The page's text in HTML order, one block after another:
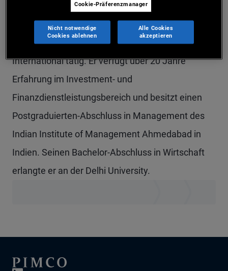
orientierte Anlagen an den weltweiten
Anleihenmärkten lag. Zuvor war er als Leiter für
quantitative Strategien bei Lehman Brothers
International tätig. Er verfügt über 20 Jahre
Erfahrung im Investment- und
Finanzdienstleistungsbereich und besitzt einen
Postgraduierten-Abschluss in Management des
Indian Institute of Management Ahmedabad in
Indien. Seinen Bachelor-Abschluss in Wirtschaft
erlangte er an der Delhi University.
Cookie-Präferenzmanager
Nicht notwendige
Cookies ablehnen
Alle Cookies
akzeptieren